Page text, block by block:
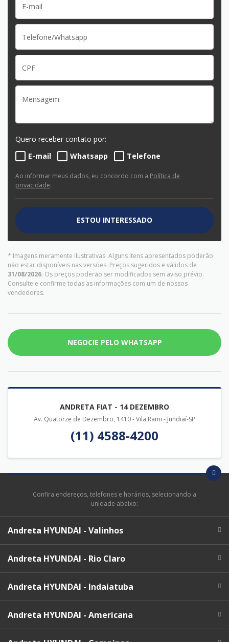
Quero receber contato por:
E-mail
Whatsapp Telefone
Ao informar meus dados, eu concordo com a Política de
privacidade.
ESTOU INTERESSADO
* Imagens meramente ilustrativas. Alguns itens apresentados poderão
não estar disponíveis nas versões. Preços sugeridos e válidos de
31/08/2026. Os preços poderão ser modificados sem aviso prévio.
Consulte e confirme todas as informações com um de nossos
vendedores.
NEGOCIE PELO WHATSAPP
ANDRETA FIAT - 14 DEZEMBRO
Av. Quatorze de Dezembro, 1410 - Vila Rami - Jundiaí-SP
(11) 4588-4200
Confira endereços, telefones e horários, selecionando a
unidade abaixo:
Andreta HYUNDAI - Valinhos
Andreta HYUNDAI - Rio Claro
Andreta HYUNDAI - Indaiatuba
Andreta HYUNDAI - Americana